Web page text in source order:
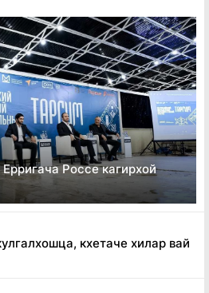
Россе кагирхой
кхетаче хилар вай